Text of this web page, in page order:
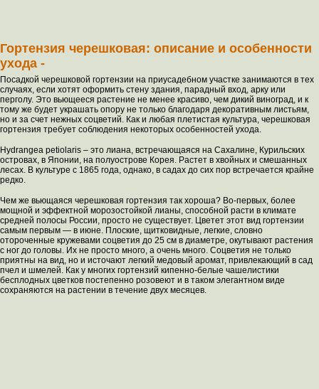
Гортензия черешковая: описание и особенности
ухода -
Посадкой черешковой гортензии на приусадебном участке занимаются в тех
случаях, если хотят оформить стену здания, парадный вход, арку или
перголу. Это вьющееся растение не менее красиво, чем дикий виноград, и к
тому же будет украшать опору не только благодаря декоративным листьям,
но и за счет нежных соцветий. Как и любая плетистая культура, черешковая
гортензия требует соблюдения некоторых особенностей ухода.
Hydrangea petiolaris – это лиана, встречающаяся на Сахалине, Курильских
островах, в Японии, на полуострове Корея. Растет в хвойных и смешанных
лесах. В культуре с 1865 года, однако, в садах до сих пор встречается крайне
редко.
Чем же вьющаяся черешковая гортензия так хороша? Во-первых, более
мощной и эффектной морозостойкой лианы, способной расти в климате
средней полосы России, просто не существует. Цветет этот вид гортензии
самым первым — в июне. Плоские, щитковидные, легкие, словно
отороченные кружевами соцветия до 25 см в диаметре, окутывают растения
с ног до головы. Их не просто много, а очень много. Соцветия не только
приятны на вид, но и источают легкий медовый аромат, привлекающий в сад
пчел и шмелей. Как у многих гортензий кипенно-белые чашелистики
бесплодных цветков постепенно розовеют и в таком элегантном виде
сохраняются на растении в течение двух месяцев.